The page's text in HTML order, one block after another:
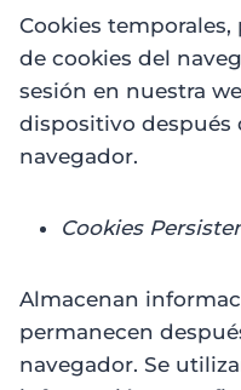
Cookies
de cookies del
sesión en nuestra
dispositivo después
navegador.
Cookies
Almacenan
permanecen
navegador. Se